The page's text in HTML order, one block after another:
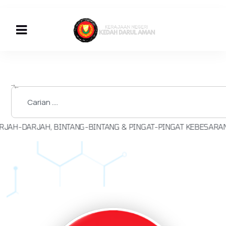
BINTANG & PINGAT-PINGAT KEBESARAN SEMPENA